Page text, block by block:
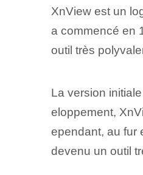
XnView est un
a commencé en
outil très
La version
eloppement,
ependant, au fur
devenu un outil